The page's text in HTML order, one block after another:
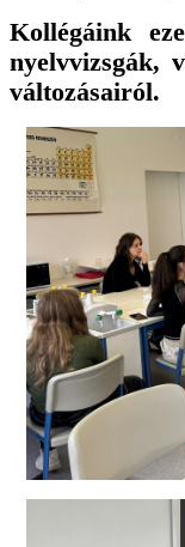
Kollégáink
nyelvvizsgák,
változásairól.